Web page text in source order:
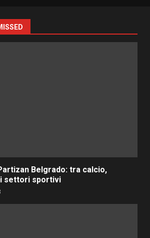
Belgrado: tra calcio,
settori sportivi